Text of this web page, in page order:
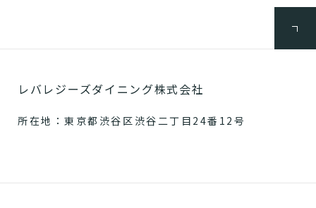
レバレジーズダイニング株式会社
所在地：東京都渋谷区渋谷二丁目24番12号